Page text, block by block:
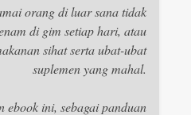
orang di luar sana tidak
di gim setiap hari, atau
sihat serta ubat-ubat
suplemen yang mahal.
ebook ini, sebagai panduan